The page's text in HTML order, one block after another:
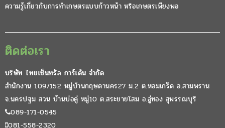
ความรู้เกี่ยวกับการทำเกษตรแบบก้าวหน้า หรือเกษตรเพียงพอ
ติดต่อเรา
บริษัท ไทยเซ็นทรัล การ์เด้น จำกัด
สำนักงาน 109/152 หมู่บ้านกฤษดานคร27 ม.2 ต.หอมเกร็ด อ.สามพราน
จ.นครปฐม สวน บ้านบ่อคู่ หมู่10 ต.สระยายโสม อ.อู่ทอง สุพรรณบุรี
089-171-0545
081-558-2320